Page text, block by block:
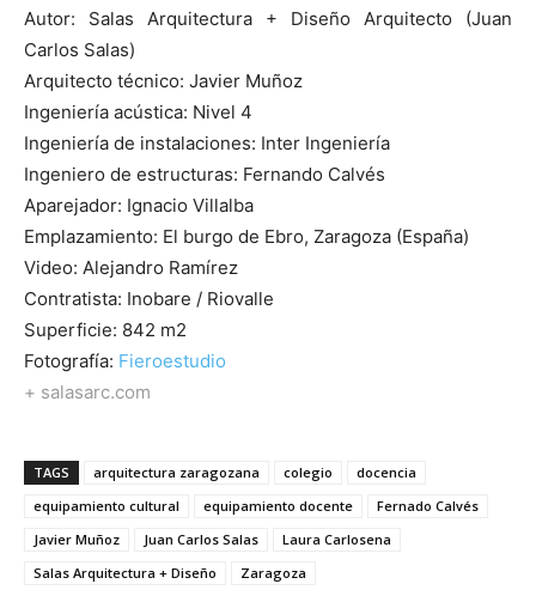
Autor: Salas Arquitectura + Diseño Arquitecto (Juan
Carlos Salas)
Arquitecto técnico: Javier Muñoz
Ingeniería acústica: Nivel 4
Ingeniería de instalaciones: Inter Ingeniería
Ingeniero de estructuras: Fernando Calvés
Aparejador: Ignacio Villalba
Emplazamiento: El burgo de Ebro, Zaragoza (España)
Video: Alejandro Ramírez
Contratista: Inobare / Riovalle
Superficie: 842 m2
Fotografía: Fieroestudio
+ salasarc.com
TAGS arquitectura zaragozana colegio
docencia
equipamiento cultural
equipamiento docente
Fernado Calvés
Javier Muñoz
Juan Carlos Salas
Laura Carlosena
Salas Arquitectura + Diseño
Zaragoza